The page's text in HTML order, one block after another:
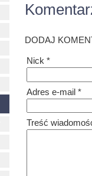
DODAJ
Nick *
Adres e-mail *
Treść